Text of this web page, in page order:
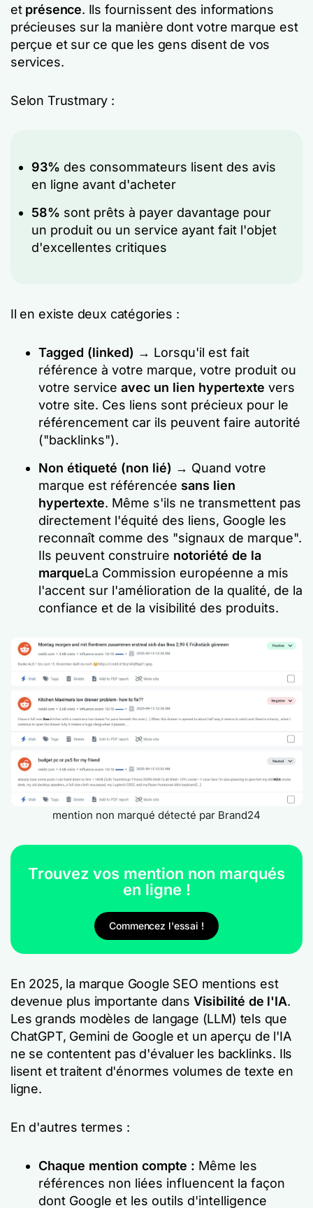
et présence. Ils fournissent des informations
précieuses sur la manière dont votre marque est
perçue et sur ce que les gens disent de vos
services.
Selon Trustmary :
93% des consommateurs lisent des avis
en ligne avant d'acheter
58% sont prêts à payer davantage pour
un produit ou un service ayant fait l'objet
d'excellentes critiques
Il en existe deux catégories :
Tagged (linked) → Lorsqu'il est fait
référence à votre marque, votre produit ou
votre service avec un lien hypertexte vers
votre site. Ces liens sont précieux pour le
référencement car ils peuvent faire autorité
("backlinks").
Non étiqueté (non lié) → Quand votre
marque est référencée sans lien
hypertexte. Même s'ils ne transmettent pas
directement l'équité des liens, Google les
reconnaît comme des "signaux de marque".
Ils peuvent construire notoriété de la
marqueLa Commission européenne a mis
l'accent sur l'amélioration de la qualité, de la
confiance et de la visibilité des produits.
mention non marqué détecté par Brand24
Trouvez vos mention non marqués
en ligne !
Commencez l'essai !
En 2025, la marque Google SEO mentions est
devenue plus importante dans Visibilité de l'IA.
Les grands modèles de langage (LLM) tels que
ChatGPT, Gemini de Google et un aperçu de l'IA
ne se contentent pas d'évaluer les backlinks. Ils
lisent et traitent d'énormes volumes de texte en
ligne.
En d'autres termes :
Chaque mention compte : Même les
références non liées influencent la façon
dont Google et les outils d'intelligence